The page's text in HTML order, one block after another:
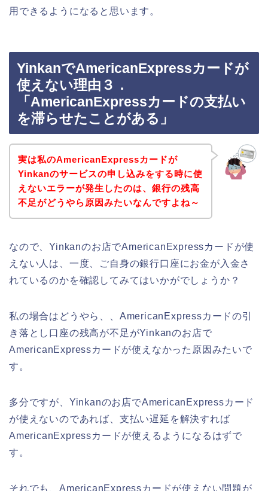
用できるようになると思います。
YinkanでAmericanExpressカードが
使えない理由３．
「AmericanExpressカードの支払い
を滞らせたことがある」
実は私のAmericanExpressカードが
Yinkanのサービスの申し込みをする時に使
えないエラーが発生したのは、銀行の残高
不足がどうやら原因みたいなんですよね～
なので、Yinkanのお店でAmericanExpressカードが使
えない人は、一度、ご自身の銀行口座にお金が入金さ
れているのかを確認してみてはいかがでしょうか？
私の場合はどうやら、、AmericanExpressカードの引
き落とし口座の残高が不足がYinkanのお店で
AmericanExpressカードが使えなかった原因みたいで
す。
多分ですが、Yinkanのお店でAmericanExpressカード
が使えないのであれば、支払い遅延を解決すれば
AmericanExpressカードが使えるようになるはずで
す。
それでも、AmericanExpressカードが使えない問題が